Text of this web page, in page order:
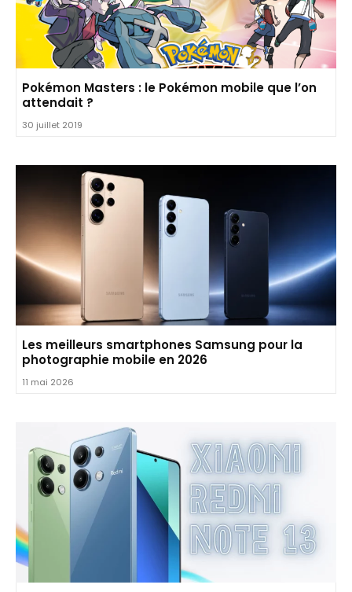
Pokémon Masters : le Pokémon mobile que l’on
attendait ?
30 juillet 2019
Les meilleurs smartphones Samsung pour la
photographie mobile en 2026
11 mai 2026